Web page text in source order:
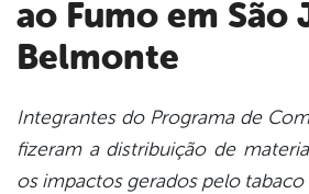
ao Fumo em São
Belmonte
Integrantes do Programa de
fizeram a distribuição de
os impactos gerados pelo tabaco